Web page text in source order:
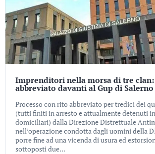
Imprenditori nella morsa di tre
abbreviato davanti al Gup di Salerno
Processo con rito abbreviato per tredici dei
(tutti finiti in arresto e attualmente detenuti
domiciliari) dalla Direzione Distrettuale
nell’operazione condotta dagli uomini della
porre fine ad una vicenda di usura ed
sottoposti due...